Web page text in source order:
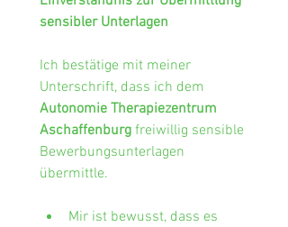
sensibler Unterlagen
Ich bestätige mit meiner
Autonomie Therapiezentrum
Aschaffenburg freiwillig sensible
Bewerbungsunterlagen
übermittle.
Mir ist bewusst, dass es